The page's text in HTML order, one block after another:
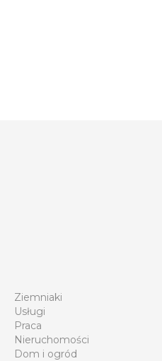
Ziemniaki
Usługi
Praca
Nieruchomości
Dom i ogród